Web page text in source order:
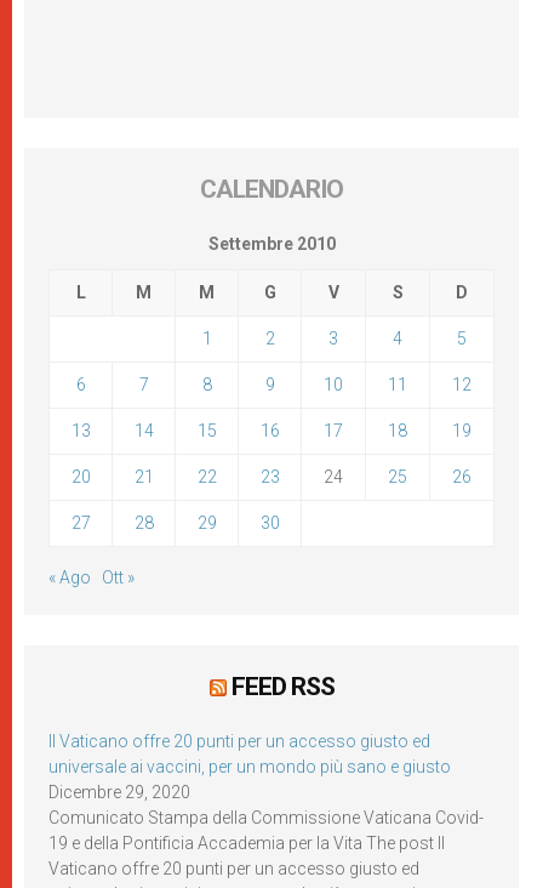
CALENDARIO
Settembre 2010
L M M G V S D
1 2 3 4 5
6 7 8 9 10 11 12
13 14 15 16 17 18 19
20 21 22 23 24 25 26
27 28 29 30
« Ago Ott »
FEED RSS
Il Vaticano offre 20 punti per un accesso giusto ed
universale ai vaccini, per un mondo più sano e giusto
Dicembre 29, 2020
Comunicato Stampa della Commissione Vaticana Covid-
19 e della Pontificia Accademia per la Vita The post Il
Vaticano offre 20 punti per un accesso giusto ed